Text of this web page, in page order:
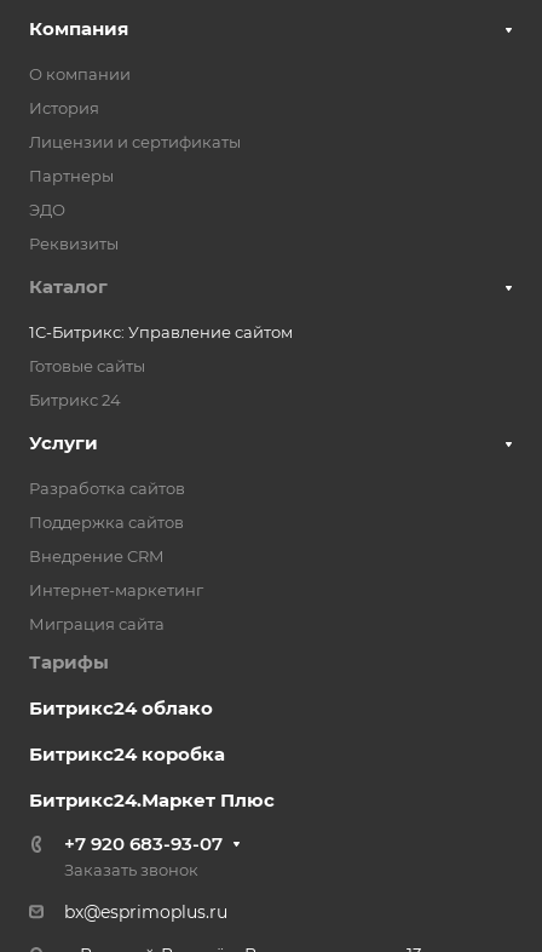
Компания
О компании
История
Лицензии и сертификаты
Партнеры
ЭДО
Реквизиты
Каталог
1С-Битрикс: Управление сайтом
Готовые сайты
Битрикс 24
Услуги
Разработка сайтов
Поддержка сайтов
Внедрение CRM
Интернет-маркетинг
Миграция сайта
Тарифы
Битрикс24 облако
Битрикс24 коробка
Битрикс24.Маркет Плюс
+7 920 683-93-07
Заказать звонок
bx@esprimoplus.ru